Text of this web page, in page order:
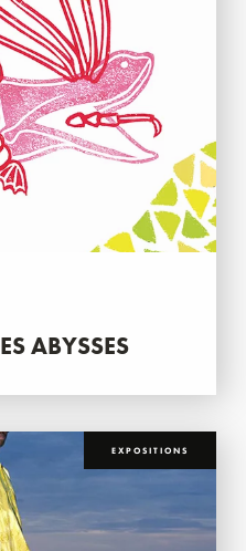
ABYSSES
EXPOSITIONS